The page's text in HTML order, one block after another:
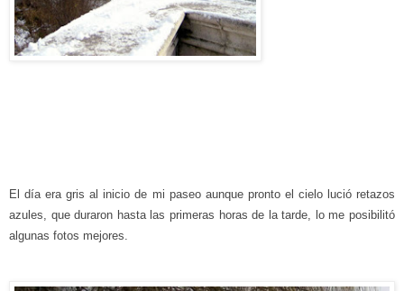
El día era gris al inicio de mi paseo aunque pronto el cielo lució retazos
azules, queduraron hasta las primeras horas de la tarde, lo me posibilitó
algunas fotos mejores.